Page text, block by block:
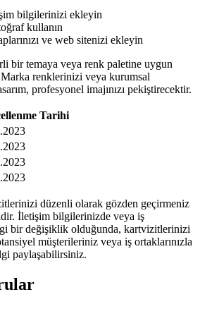
bilgilerinizi ekleyin
kullanın
ve web sitenizi ekleyin
bir temaya veya renk paletine uygun
renklerinizi veya kurumsal
profesyonel imajınızı pekiştirecektir.
Tarihi
düzenli olarak gözden geçirmeniz
İletişim bilgilerinizde veya iş
bir değişiklik olduğunda, kartvizitlerinizi
müşterileriniz veya iş ortaklarınızla
paylaşabilirsiniz.